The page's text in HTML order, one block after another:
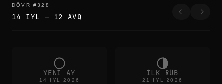
g
o
p
DÖVR #328
14 IYL — 12 AVQ
YENI AY
14 IYL 2026
ILK RÜB
21 IYL 2026